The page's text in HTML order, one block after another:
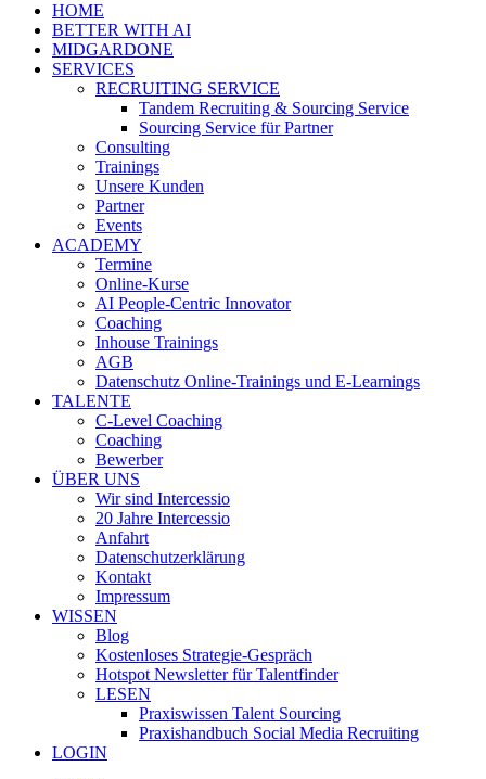
HOME
BETTER WITH AI
MIDGARDONE
SERVICES
RECRUITING SERVICE
Tandem Recruiting & Sourcing Service
Sourcing Service für Partner
Consulting
Trainings
Unsere Kunden
Partner
Events
ACADEMY
Termine
Online-Kurse
AI People-Centric Innovator
Coaching
Inhouse Trainings
AGB
Datenschutz Online-Trainings und E-Learnings
TALENTE
C-Level Coaching
Coaching
Bewerber
ÜBER UNS
Wir sind Intercessio
20 Jahre Intercessio
Anfahrt
Datenschutzerklärung
Kontakt
Impressum
WISSEN
Blog
Kostenloses Strategie-Gespräch
Hotspot Newsletter für Talentfinder
LESEN
Praxiswissen Talent Sourcing
Praxishandbuch Social Media Recruiting
LOGIN